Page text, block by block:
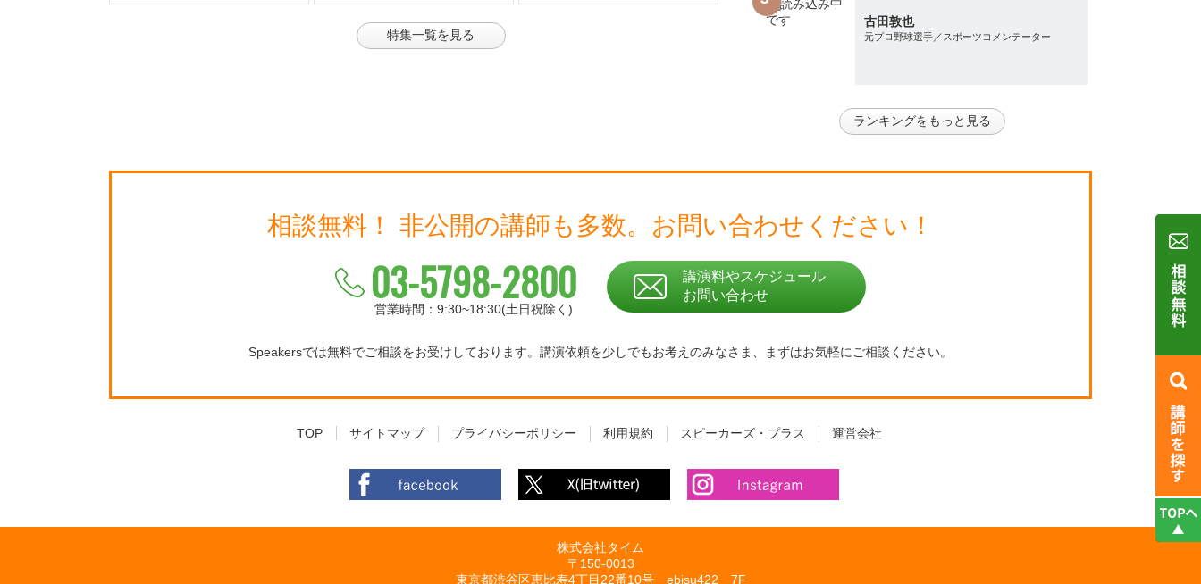
特集一覧を見る
古田敦也
元プロ野球選手／スポーツコメンテーター
ランキングをもっと見る
相談無料！ 非公開の講師も多数。 お問い合わせください！
03-5798-2800
営業時間：9:30~18:30(土日祝除く)
講演料やスケジュール
お問い合わせ
Speakersでは無料でご相談をお受けしております。 講演依頼を少しでもお考えのみなさま、 まずはお気軽にご相談ください。
TOP サイトマップ プライバシーポリシー 利用規約 スピーカーズ・プラス 運営会社
株式会社タイム
〒150-0013
東京都渋谷区恵比寿4丁目22番10号 ebisu422 7F